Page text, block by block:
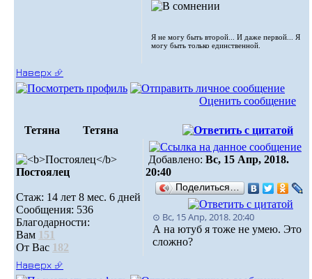
Я не могу быть второй... И даже первой... Я
могу быть только единственной.
Наверх ⮵
Оценить сообщение
Тетяна Тетяна
Постоялец
Стаж: 14 лет 8 мес. 6 дней
Сообщения: 536
Благодарности:
Вам 151
От Вас 182
Добавлено: Вс, 15 Апр, 2018.
20:40
Поделиться…
⊙ Вс, 15 Апр, 2018. 20:40
А на ютуб я тоже не умею. Это
сложно?
Наверх ⮵